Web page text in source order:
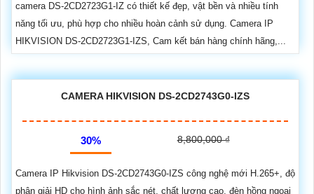
camera DS-2CD2723G1-IZ có thiết kế đẹp, vật bền và nhiều tính
năng tối ưu, phù hợp cho nhiều hoàn cảnh sử dụng. Camera IP
HIKVISION DS-2CD2723G1-IZS, Cam kết bán hàng chính hãng,...
CAMERA HIKVISION DS-2CD2743G0-IZS
30% 8,800,000 ₫
Camera IP Hikvision DS-2CD2743G0-IZS công nghệ mới H.265+, độ
phân giải HD cho hình ảnh sắc nét, chất lượng cao, đèn hồng ngoại